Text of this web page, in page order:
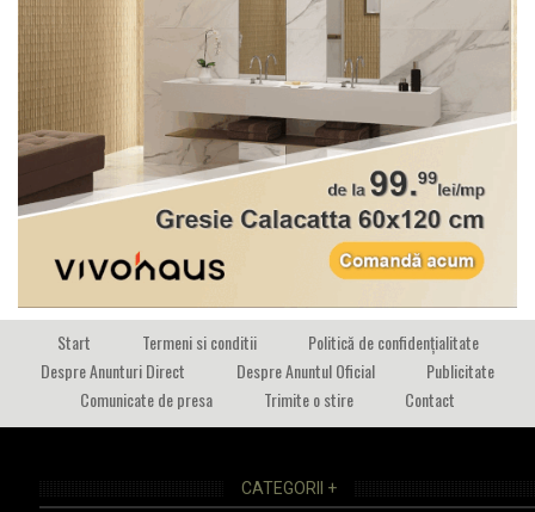
Start Termeni si conditii
Politică de confidențialitate
Despre Anunturi Direct
Despre Anuntul Oficial
Publicitate
Comunicate de presa
Trimite o stire Contact
CATEGORII +